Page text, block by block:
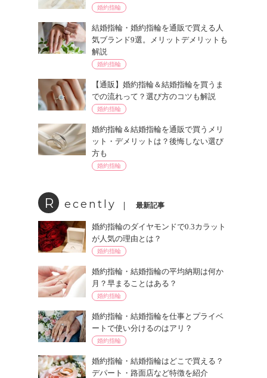
婚約指輪
結婚指輪・婚約指輪を通販で買える人
気ブランド9選。メリットデメリットも
解説
婚約指輪
【通販】婚約指輪＆結婚指輪を買うま
での流れって？選び方のコツも解説
婚約指輪
婚約指輪＆結婚指輪を通販で買うメリ
ット・デメリットは？後悔しない選び
方も
婚約指輪
R ecently 最新記事
婚約指輪のダイヤモンドで0.3カラット
が人気の理由とは？
婚約指輪
婚約指輪・結婚指輪の平均納期は何か
月？早まることはある？
婚約指輪
婚約指輪・結婚指輪を仕事とプライベ
ートで使い分けるのはアリ？
婚約指輪
婚約指輪・結婚指輪はどこで買える？
デパート・路面店など特徴を紹介